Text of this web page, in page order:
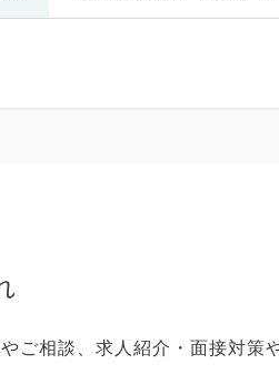
ご相談、求人紹介・面接対策